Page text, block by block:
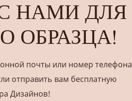
НАМИ ДЛЯ
ОБРАЗЦА!
почты или номер телефона
отправить вам бесплатную
Дизайнов!